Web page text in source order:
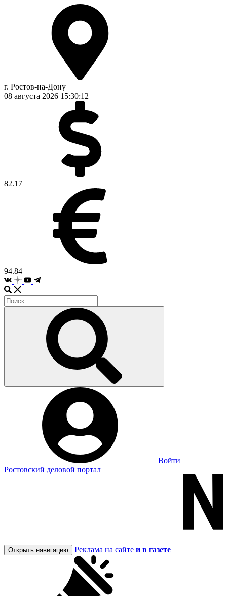
г. Ростов-на-Дону
08 августа 2026 15:30:13
82.17
94.84
Войти
Ростовский деловой портал
Открыть навигацию Реклама на сайте и в газете